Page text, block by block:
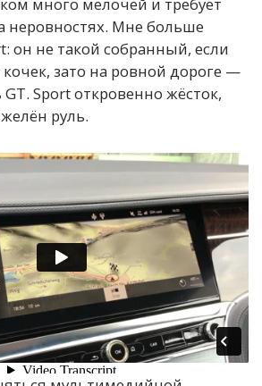
неровностях. Мне больше
он не такой собранный, если
зато на ровной дороге —
Sport откровенно жёсток,
руль.